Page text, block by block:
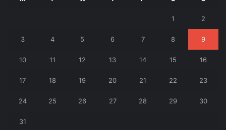
1 2
3 4 5 6 7 8 9
10 11 12 13 14 15 16
17 18 19 20 21 22 23
24 25 26 27 28 29 30
31